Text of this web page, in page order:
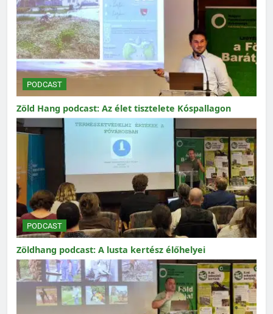
PODCAST
Zöld Hang podcast: Az élet tisztelete Kóspallagon
PODCAST
Zöldhang podcast: A lusta kertész élőhelyei